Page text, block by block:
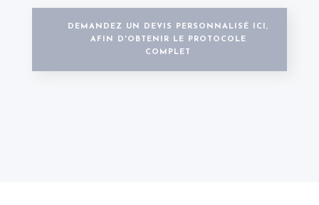
DEMANDEZ UN DEVIS PERSONNALISÉ ICI,
AFIN D'OBTENIR LE PROTOCOLE
COMPLET